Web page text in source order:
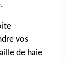
vos
de haie